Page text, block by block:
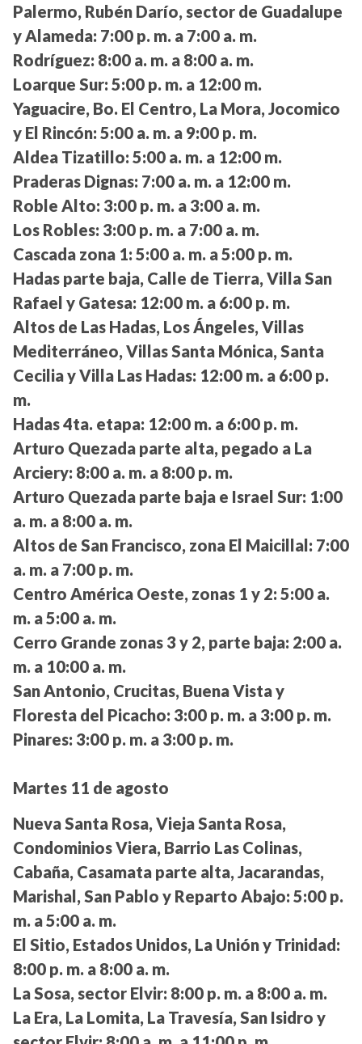
Palermo, Rubén Darío, sector de Guadalupe
y Alameda: 7:00 p. m. a 7:00 a. m.
Rodríguez: 8:00 a. m. a 8:00 a. m.
Loarque Sur: 5:00 p. m. a 12:00 m.
Yaguacire, Bo. El Centro, La Mora, Jocomico
y El Rincón: 5:00 a. m. a 9:00 p. m.
Aldea Tizatillo: 5:00 a. m. a 12:00 m.
Praderas Dignas: 7:00 a. m. a 12:00 m.
Roble Alto: 3:00 p. m. a 3:00 a. m.
Los Robles: 3:00 p. m. a 7:00 a. m.
Cascada zona 1: 5:00 a. m. a 5:00 p. m.
Hadas parte baja, Calle de Tierra, Villa San
Rafael y Gatesa: 12:00 m. a 6:00 p. m.
Altos de Las Hadas, Los Ángeles, Villas
Mediterráneo, Villas Santa Mónica, Santa
Cecilia y Villa Las Hadas: 12:00 m. a 6:00 p.
m.
Hadas 4ta. etapa: 12:00 m. a 6:00 p. m.
Arturo Quezada parte alta, pegado a La
Arciery: 8:00 a. m. a 8:00 p. m.
Arturo Quezada parte baja e Israel Sur: 1:00
a. m. a 8:00 a. m.
Altos de San Francisco, zona El Maicillal: 7:00
a. m. a 7:00 p. m.
Centro América Oeste, zonas 1 y 2: 5:00 a.
m. a 5:00 a. m.
Cerro Grande zonas 3 y 2, parte baja: 2:00 a.
m. a 10:00 a. m.
San Antonio, Crucitas, Buena Vista y
Floresta del Picacho: 3:00 p. m. a 3:00 p. m.
Pinares: 3:00 p. m. a 3:00 p. m.
Martes 11 de agosto
Nueva Santa Rosa, Vieja Santa Rosa,
Condominios Viera, Barrio Las Colinas,
Cabaña, Casamata parte alta, Jacarandas,
Marishal, San Pablo y Reparto Abajo: 5:00 p.
m. a 5:00 a. m.
El Sitio, Estados Unidos, La Unión y Trinidad:
8:00 p. m. a 8:00 a. m.
La Sosa, sector Elvir: 8:00 p. m. a 8:00 a. m.
La Era, La Lomita, La Travesía, San Isidro y